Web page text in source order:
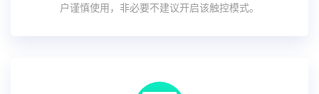
户谨慎使用，非必要不建议开启该触控模式。